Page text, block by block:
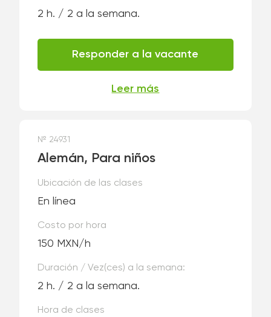
2 h. / 2 a la semana.
Responder a la vacante
Leer más
№ 24931
Alemán, Para niños
Ubicación de las clases
En línea
Costo por hora
150 MXN/h
Duración / Vez(ces) a la semana:
2 h. / 2 a la semana.
Hora de clases